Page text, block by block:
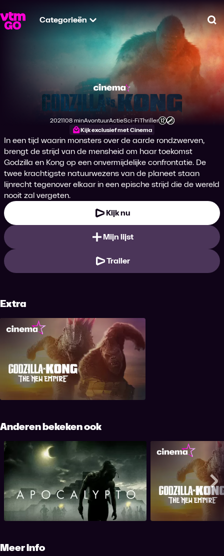
Categorieën
Godzilla vs. Kong
Productiejaar
2021
Tijdsduur
108 min
Genre
Avontuur
Genre
Actie
Genre
Sci-Fi
Genre
Thriller
Leeftijdsclassificatie
Kijk exclusief met Cinema
In een tijd waarin monsters over de aarde rondzwerven,
brengt de strijd van de mensheid om haar toekomst
Godzilla en Kong op een onvermijdelijke confrontatie. De
twee krachtigste natuurwezens van de planeet staan
lijnrecht tegenover elkaar in een epische strijd die de wereld
nooit zal vergeten.
Kijk nu
Mijn lijst
Trailer
Extra
Godzilla x Kong: The New Empire
Anderen bekeken ook
Apocalypto Godzilla x
Meer info